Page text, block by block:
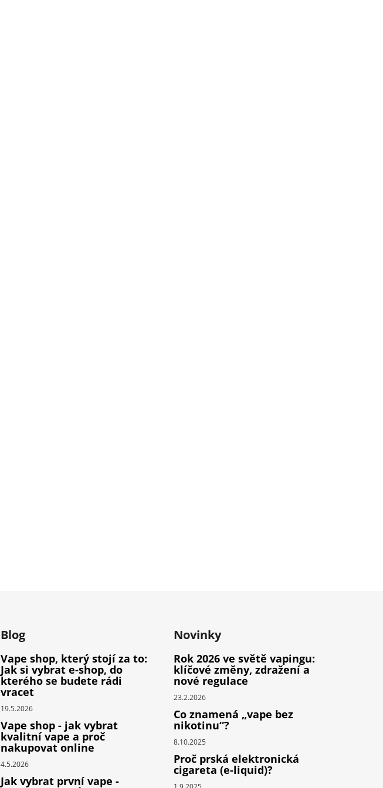
Blog
Vape shop, který stojí za to:
Jak si vybrat e-shop, do
kterého se budete rádi
vracet
19.5.2026
Vape shop - jak vybrat
kvalitní vape a proč
nakupovat online
4.5.2026
Jak vybrat první vape -
Novinky
Rok 2026 ve světě vapingu:
klíčové změny, zdražení a
nové regulace
23.2.2026
Co znamená „vape bez
nikotinu“?
8.10.2025
Proč prská elektronická
cigareta (e-liquid)?